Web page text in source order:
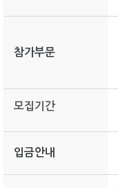
참가부문
모집기간
입금안내